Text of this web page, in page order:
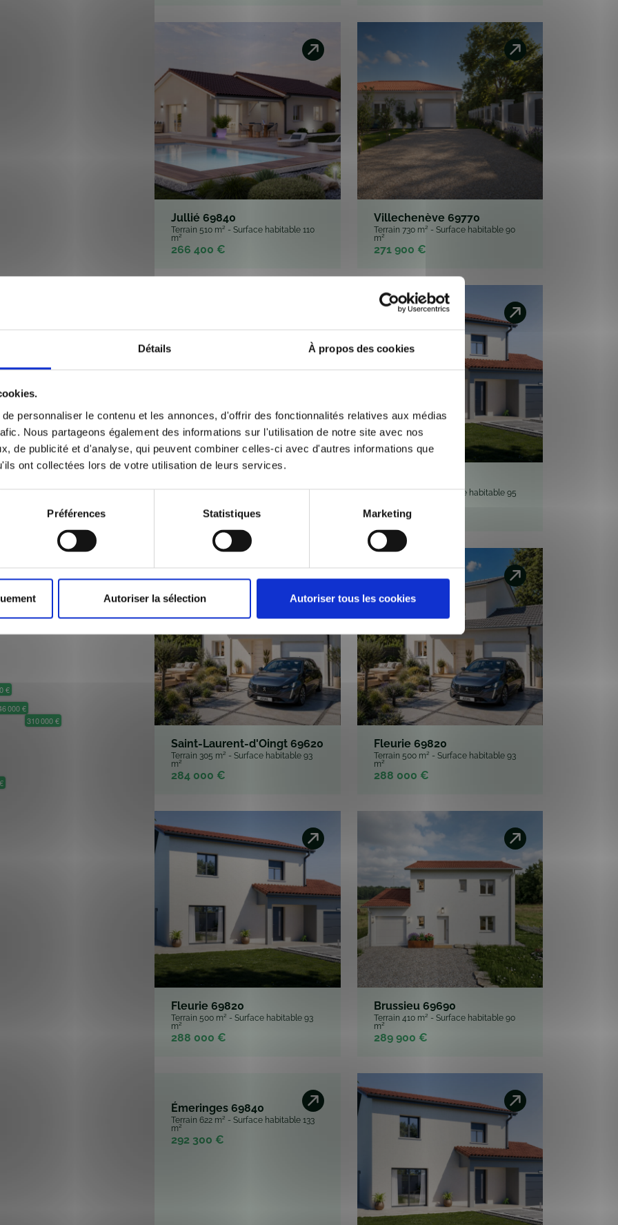
Détails À propos des cookies
personnaliser le contenu et les annonces, d'offrir des fonctionnalités relatives aux médias
Nous partageons également des informations sur l'utilisation de notre site avec nos
de publicité et d'analyse, qui peuvent combiner celles-ci avec d'autres informations que
ont collectées lors de votre utilisation de leurs services.
Marketing
Autoriser la sélection Autoriser tous les cookies
€
€
000 €
Jullié 69840
Terrain 510 m² - Surface habitable 110
m²
266 400 €
Villechenève 69770
Terrain 730 m² - Surface habitable 90
m²
271 900 €
274 000 € 274 900 €
Saint-Laurent-d'Oingt 69620
Terrain 305 m² - Surface habitable 93
m²
284 000 €
Fleurie 69820
Terrain 500 m² - Surface habitable 93
m²
288 000 €
Fleurie 69820
Terrain 500 m² - Surface habitable 93
m²
288 000 €
Brussieu 69690
Terrain 410 m² - Surface habitable 90
289 900 €
Émeringes 69840
Terrain 622 m² - Surface habitable 133
m²
Saint-Georges-de-Reneins
69830
Terrain 452 m² - Surface habitable 90
m²